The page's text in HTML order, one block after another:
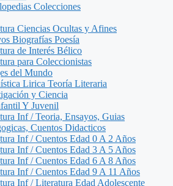
Colecciones
Ciencias Ocultas y Afines
Biografías Poesía
de Interés Bélico
para Coleccionistas
del Mundo
Lirica Teoría Literaria
y Ciencia
Y Juvenil
Inf / Teoria, Ensayos, Guias
Cuentos Didacticos
Inf / Cuentos Edad 0 A 2 Años
Inf / Cuentos Edad 3 A 5 Años
Inf / Cuentos Edad 6 A 8 Años
Inf / Cuentos Edad 9 A 11 Años
Inf / Literatura Edad Adolescente